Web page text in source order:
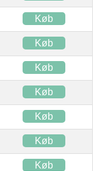
Køb
Køb
Køb
Køb
Køb
Køb
Køb